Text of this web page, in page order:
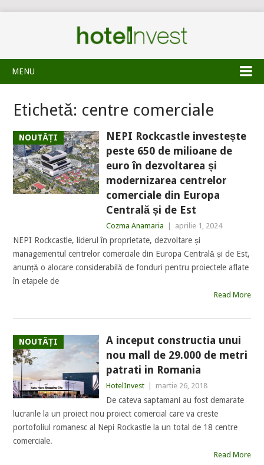
MENU
Etichetă: centre comerciale
NOUTĂȚI
NEPI Rockcastle investește
peste 650 de milioane de
euro în dezvoltarea și
modernizarea centrelor
comerciale din Europa
Centrală și de Est
Cozma Anamaria aprilie 1, 2024
NEPI Rockcastle, liderul în proprietate, dezvoltare și
managementul centrelor comerciale din Europa Centrală și de Est,
anunță o alocare considerabilă de fonduri pentru proiectele aflate
în etapele de
Read More
NOUTĂȚI
A inceput constructia unui
nou mall de 29.000 de metri
patrati in Romania
HotelInvest martie 26, 2018
De cateva saptamani au fost demarate
lucrarile la un proiect nou proiect comercial care va creste
portofoliul romanesc al Nepi Rockastle la un total de 18 centre
comerciale.
Read More